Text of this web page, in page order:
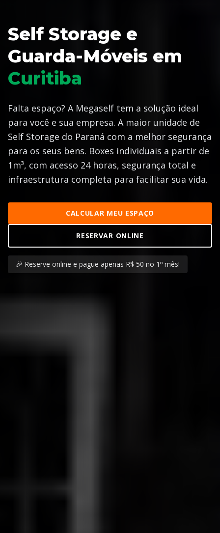
Self Storage e
Guarda-Móveis em
Curitiba
Falta espaço? A Megaself tem a solução ideal
para você e sua empresa. A maior unidade de
Self Storage do Paraná com a melhor segurança
para os seus bens. Boxes individuais a partir de
1m³, com acesso 24 horas, segurança total e
infraestrutura completa para facilitar sua vida.
CALCULAR MEU ESPAÇO
RESERVAR ONLINE
🎉 Reserve online e pague apenas R$ 50 no 1º mês!